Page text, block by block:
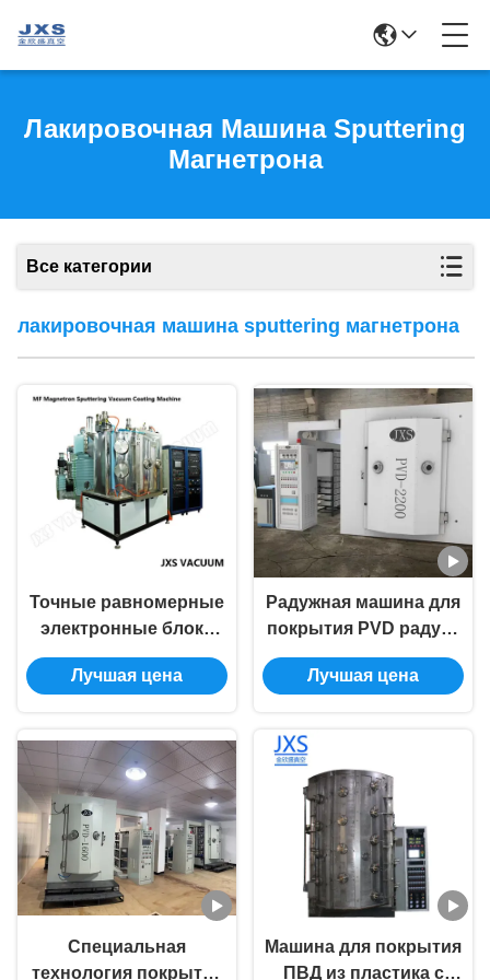
Лакировочная Машина Sputtering
Магнетрона
Все категории
лакировочная машина sputtering магнетрона
Точные равномерные
электронные блоки
фильма 3К толщины
вакуумируют
оборудование для
нанесения покрытия
Лучшая цена
Радужная машина для
покрытия PVD радуги
для пластиковых
частей ПК ABS с
недеформированием
адгезионным
покрытием
Лучшая цена
Специальная
технология покрытия
Машина для покрытия
ПВД из пластика с